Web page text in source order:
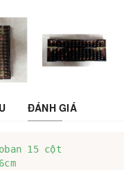
ĐÁNH GIÁ
15 cột